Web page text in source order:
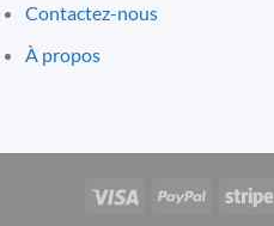
Contactez-nous
À propos